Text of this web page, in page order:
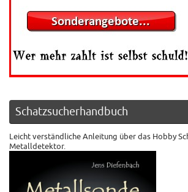
Schatzsucherhandbuch
Leicht verständliche Anleitung über das Hobby
Metalldetektor.